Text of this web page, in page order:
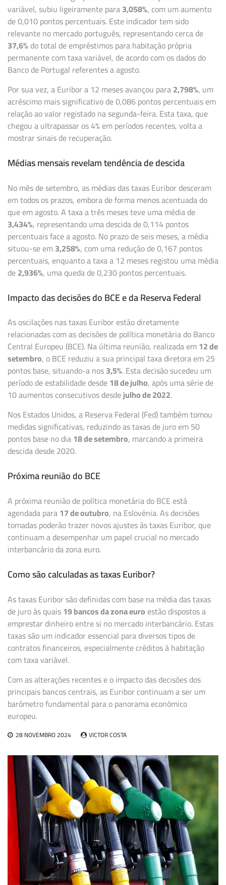
variável, subiu ligeiramente para3,058%, com um aumento
de 0,010 pontos percentuais. Este indicador tem sido
relevante no mercado português, representando cerca de
37,6%do total de empréstimos para habitação própria
permanente com taxa variável, de acordo com os dados do
Banco de Portugal referentes a agosto.
Por sua vez, a Euribor a 12 meses avançou para2,798%, um
acréscimo mais significativo de 0,086 pontos percentuais em
relação ao valor registado na segunda-feira. Esta taxa, que
chegou a ultrapassar os 4% em períodos recentes, volta a
mostrar sinais de recuperação.
Médias mensais revelam tendência de descida
No mês de setembro, as médias das taxas Euribor desceram
em todos os prazos, embora de forma menos acentuada do
que em agosto. A taxa a três meses teve uma média de
3,434%, representando uma descida de 0,114 pontos
percentuais face a agosto. No prazo de seis meses, a média
situou-se em3,258%, com uma redução de 0,167 pontos
percentuais, enquanto a taxa a 12 meses registou uma média
de2,936%, uma queda de 0,230 pontos percentuais.
Impacto das decisões do BCE e da Reserva Federal
As oscilações nas taxas Euribor estão diretamente
relacionadas com as decisões de política monetária do Banco
Central Europeu (BCE). Na última reunião, realizada em12 de
setembro, o BCE reduziu a sua principal taxa diretora em 25
pontos base, situando-a nos3,5%. Esta decisão sucedeu um
período de estabilidade desde18 de julho, após uma série de
10 aumentos consecutivos desdejulho de 2022.
Nos Estados Unidos, a Reserva Federal (Fed) também tomou
medidas significativas, reduzindo as taxas de juro em 50
pontos base no dia18 de setembro, marcando a primeira
descida desde 2020.
Próxima reunião do BCE
A próxima reunião de política monetária do BCE está
agendada para17 de outubro, na Eslovénia. As decisões
tomadas poderão trazer novos ajustes às taxas Euribor, que
continuam a desempenhar um papel crucial no mercado
interbancário da zona euro.
Como são calculadas as taxas Euribor?
As taxas Euribor são definidas com base na média das taxas
de juro às quais19 bancos da zona euroestão dispostos a
emprestar dinheiro entre si no mercado interbancário. Estas
taxas são um indicador essencial para diversos tipos de
contratos financeiros, especialmente créditos à habitação
com taxa variável.
Com as alterações recentes e o impacto das decisões dos
principais bancos centrais, as Euribor continuam a ser um
barómetro fundamental para o panorama económico
europeu.
28 NOVEMBRO 2024 VICTOR COSTA